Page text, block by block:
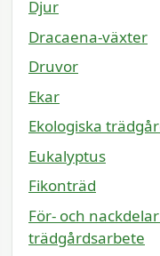
Djur
Dracaena-växter
Druvor
Ekar
Ekologiska
Eukalyptus
Fikonträd
För- och
trädgårdsarbete